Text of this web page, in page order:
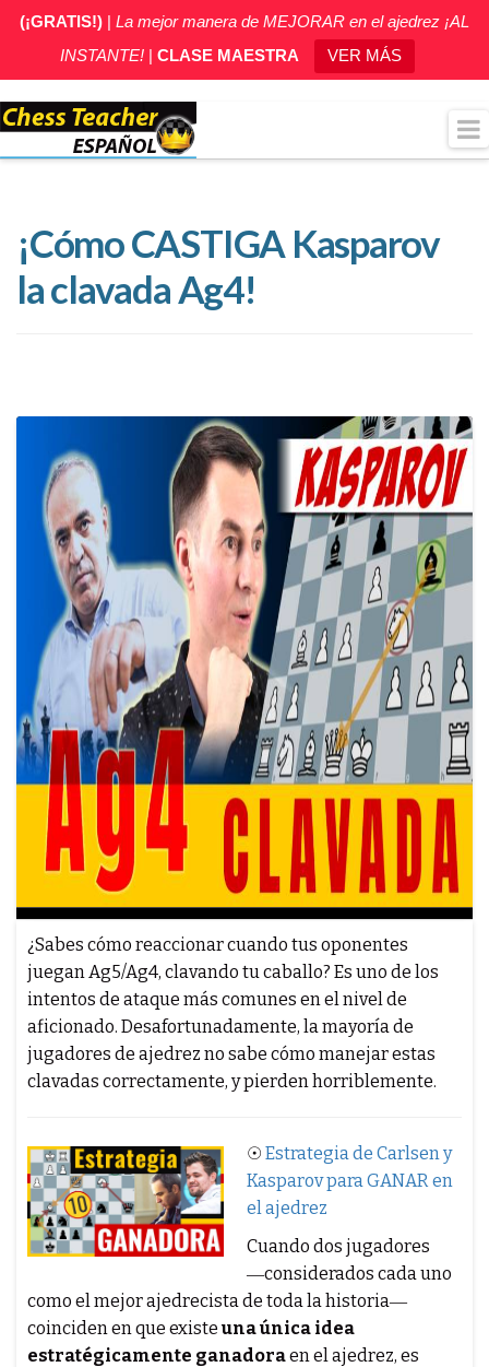
(¡GRATIS!) | La mejor manera de MEJORAR en el ajedrez ¡AL
INSTANTE!| CLASE MAESTRA VER MÁS
¡Cómo CASTIGA Kasparov
la clavada Ag4!
¿Sabes cómo reaccionar cuando tus oponentes
juegan Ag5/Ag4, clavando tu caballo? Es uno de los
intentos de ataque más comunes en el nivel de
aficionado. Desafortunadamente, la mayoría de
jugadores de ajedrez no sabe cómo manejar estas
clavadas correctamente, y pierden horriblemente.
☉ Estrategia de Carlsen y
Kasparov para GANAR en
el ajedrez
Cuando dos jugadores
―considerados cada uno
como el mejor ajedrecista de toda la historia―
coinciden en que existe una única idea
estratégicamente ganadoraen el ajedrez, es